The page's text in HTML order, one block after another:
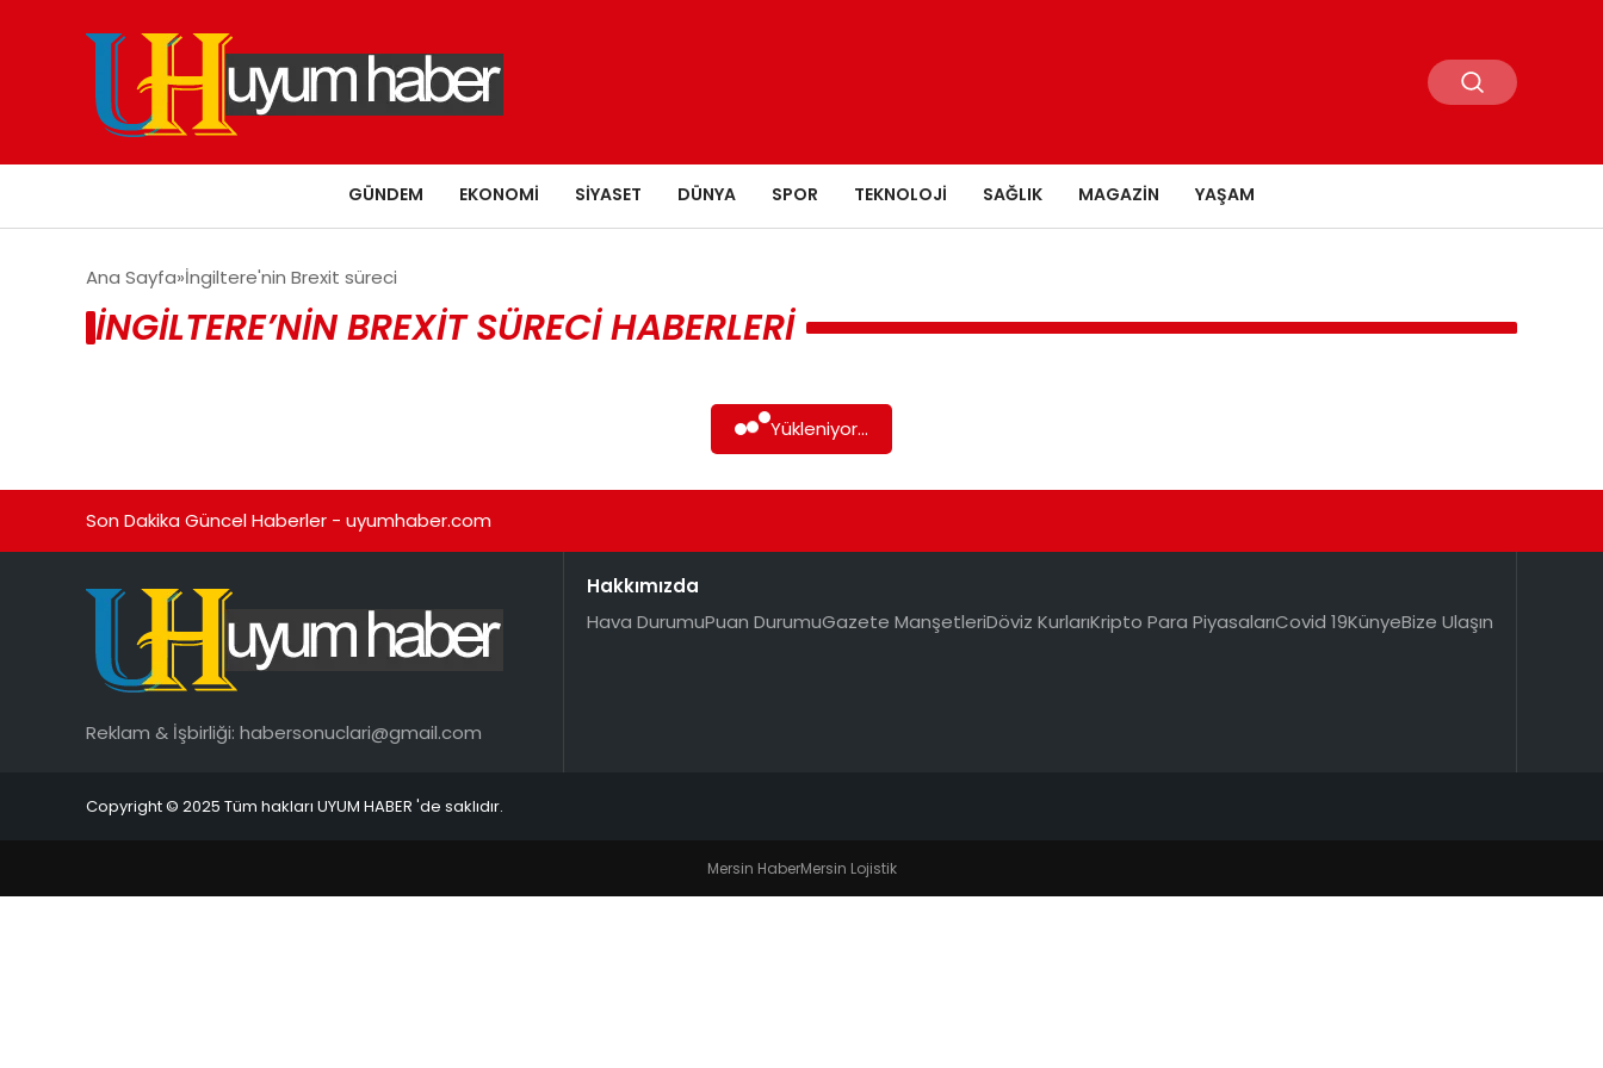
GÜNDEM EKONOMI SIYASET DÜNYA SPOR TEKNOLOJI SAĞLIK MAGAZIN YAŞAM
Ana Sayfa İngiltere'nin Brexit süreci
İNGILTERE’NIN BREXIT SÜRECI HABERLERI
Yükleniyor...
Son Dakika Güncel Haberler - uyumhaber.com
Reklam & İşbirliği: habersonuclari@gmail.com
Hakkımızda
Hava DurumuPuan DurumuGazete ManşetleriDöviz KurlarıKripto Para PiyasalarıCovid 19KünyeBize Ulaşın
Copyright © 2025 Tüm hakları UYUM HABER 'de saklıdır.
Mersin HaberMersin Lojistik